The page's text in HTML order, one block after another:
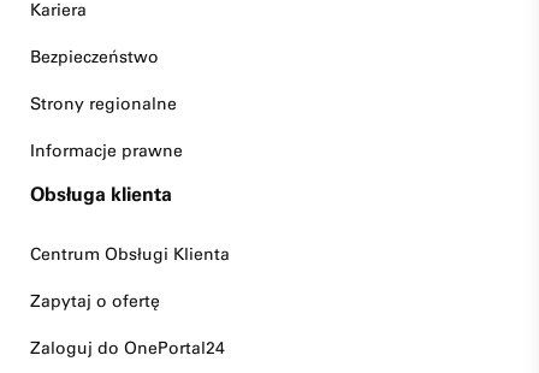
Kariera
Bezpieczeństwo
Strony regionalne
Informacje prawne
Obsługa klienta
Centrum Obsługi Klienta
Zapytaj o ofertę
Zaloguj do OnePortal24